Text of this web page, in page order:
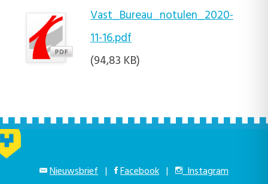
Vast_Bureau_notulen_2020-
11-16.pdf
(94,83 KB)
Nieuwsbrief | Facebook | Instagram